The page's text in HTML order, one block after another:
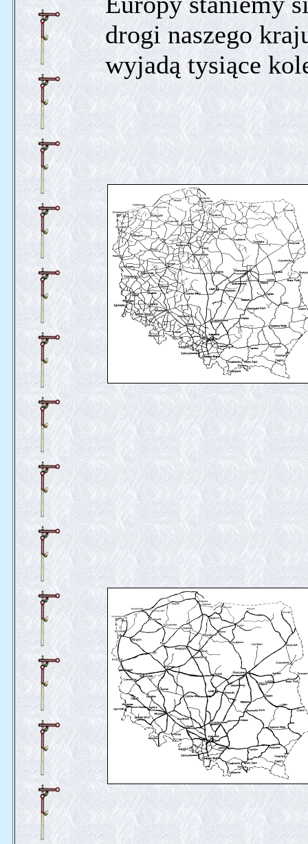
drogi naszego
wyjadą tysiące